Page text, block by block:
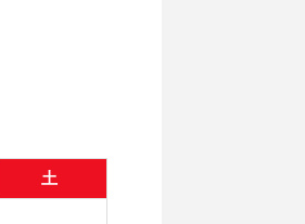
土